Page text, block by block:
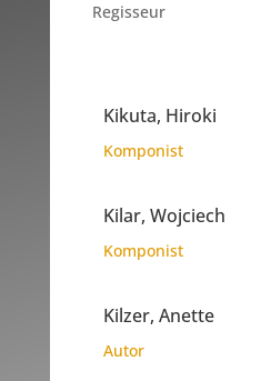
Regisseur
Kikuta, Hiroki
Komponist
Kilar, Wojciech
Komponist
Kilzer, Anette
Autor